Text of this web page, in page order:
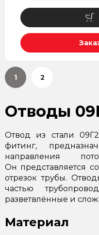
1 2
Отводы
Отвод из стали
фитинг,
направления
Он представляется
отрезок трубы.
частью
разветвлённые и
Материал